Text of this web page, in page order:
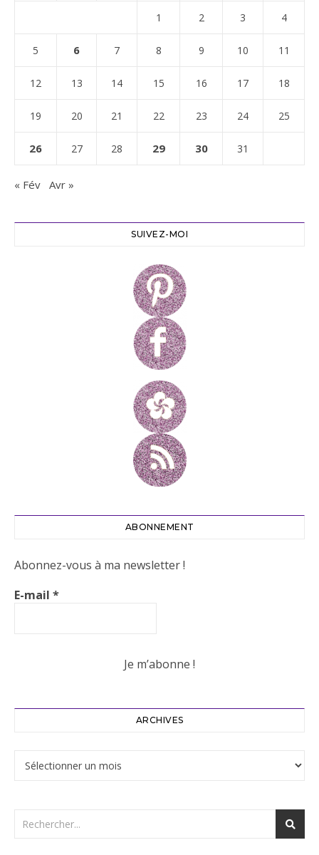
1 2 3 4
5 6 7 8 9 10 11
12 13 14 15 16 17 18
19 20 21 22 23 24 25
26 27 28 29 30 31
« Fév Avr »
SUIVEZ-MOI
ABONNEMENT
Abonnez-vous à ma newsletter !
E-mail *
ARCHIVES